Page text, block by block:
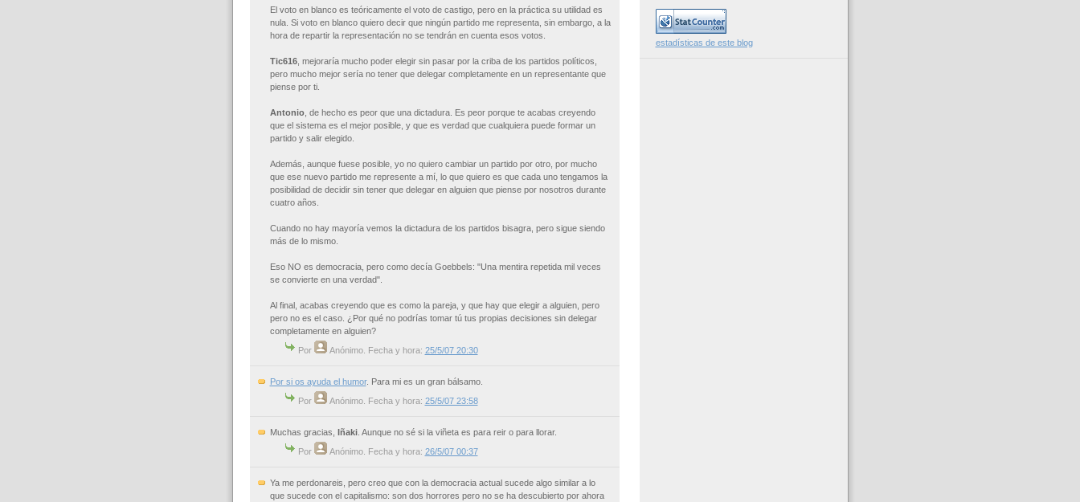
El voto en blanco es teóricamente el voto de castigo, pero en la práctica su utilidad es
nula. Si voto en blanco quiero decir que ningún partido me representa, sin embargo, a la
hora de repartir la representación no se tendrán en cuenta esos votos.
Tic616, mejoraría mucho poder elegir sin pasar por la criba de los partidos políticos,
pero mucho mejor sería no tener que delegar completamente en un representante que
piense por ti.
Antonio, de hecho es peor que una dictadura. Es peor porque te acabas creyendo
que el sistema es el mejor posible, y que es verdad que cualquiera puede formar un
partido y salir elegido.
Además, aunque fuese posible, yo no quiero cambiar un partido por otro, por mucho
que ese nuevo partido me represente a mí, lo que quiero es que cada uno tengamos la
posibilidad de decidir sin tener que delegar en alguien que piense por nosotros durante
cuatro años.
Cuando no hay mayoría vemos la dictadura de los partidos bisagra, pero sigue siendo
más de lo mismo.
Eso NO es democracia, pero como decía Goebbels: "Una mentira repetida mil veces
se convierte en una verdad".
Al final, acabas creyendo que es como la pareja, y que hay que elegir a alguien, pero
pero no es el caso. ¿Por qué no podrías tomar tú tus propias decisiones sin delegar
completamente en alguien?
Por
Anónimo. Fecha y hora: 25/5/07 20:30
Por si os ayuda el humor. Para mi es un gran bálsamo.
Por
Anónimo. Fecha y hora: 25/5/07 23:58
Muchas gracias, Iñaki. Aunque no sé si la viñeta es para reir o para llorar.
Por
Anónimo. Fecha y hora: 26/5/07 00:37
Ya me perdonareis, pero creo que con la democracia actual sucede algo similar a lo
que sucede con el capitalismo: son dos horrores pero no se ha descubierto por ahora
estadísticas de este blog